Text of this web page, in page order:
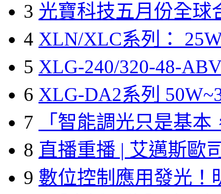
3 光寶科技五月份全球
4 XLN/XLC系列：
5 XLG-240/320-48-
6 XLG-DA2系列
7
「智能調光只是基本
8 直播重播 | 艾邁斯歐
9 數位控制應用發光！